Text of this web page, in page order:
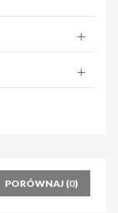
PORÓWNAJ (0)